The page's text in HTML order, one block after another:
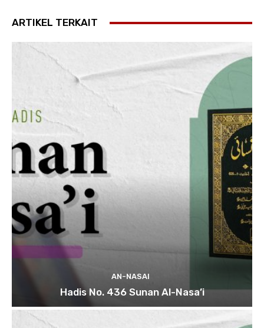
ARTIKEL TERKAIT
AN-NASAI
Hadis No. 436 Sunan Al-Nasa’i